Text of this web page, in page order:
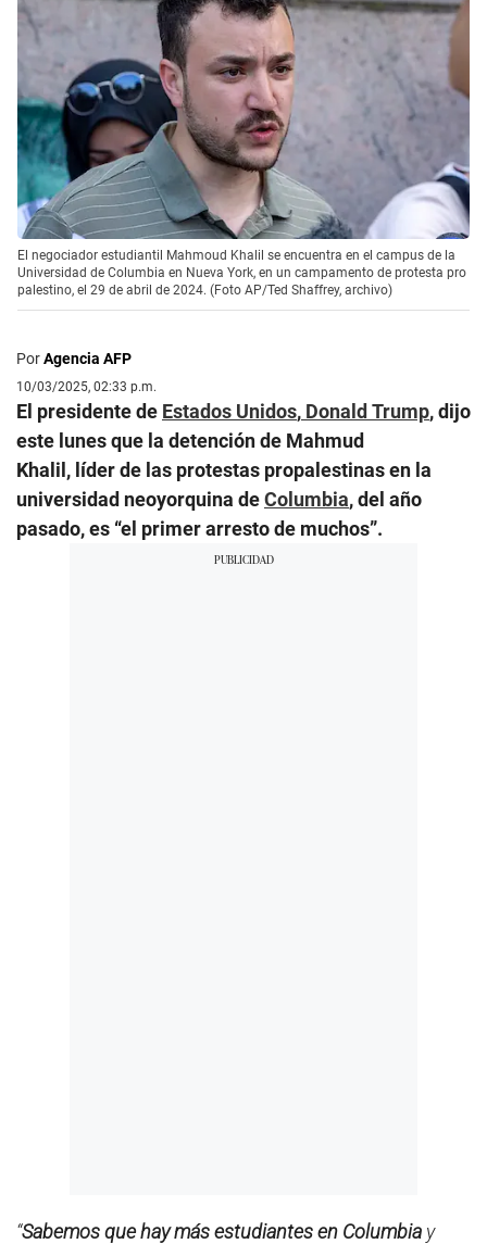
El negociador estudiantil Mahmoud Khalil se encuentra en el campus de la
Universidad de Columbia en Nueva York, en un campamento de protesta pro
palestino, el 29 de abril de 2024. (Foto AP/Ted Shaffrey, archivo)
PorAgencia AFP
10/03/2025, 02:33 p.m.
El presidente de Estados Unidos, Donald Trump, dijo
este lunes que la detención de Mahmud
Khalil, líder de las protestas propalestinas en la
universidad neoyorquina deColumbia, del año
pasado, es “el primer arresto de muchos”.
“Sabemos que hay más estudiantes en Columbia y